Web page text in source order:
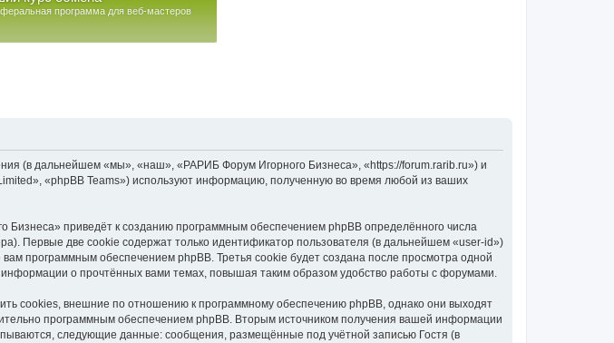
программа для веб-мастеров
(в дальнейшем «мы», «наш», «РАРИБ Форум Игорного Бизнеса», «https://forum.rarib.ru») и
«phpBB Teams») используют информацию, полученную во время любой из ваших
приведёт к созданию программным обеспечением phpBB определённого числа
Первые две cookie содержат только идентификатор пользователя (в дальнейшем «user-id»)
программным обеспечением phpBB. Третья cookie будет создана после просмотра одной
о прочтённых вами темах, повышая таким образом удобство работы с форумами.
cookies, внешние по отношению к программному обеспечению phpBB, однако они выходят
программным обеспечением phpBB. Вторым источником получения вашей информации
следующие данные: сообщения, размещённые под учётной записью Гостя (в